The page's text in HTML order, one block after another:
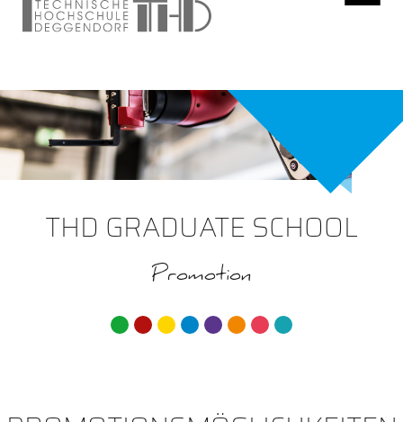
THD GRADUATE SCHOOL
Promotion